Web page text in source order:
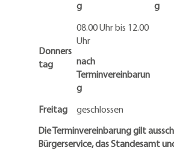
g
g
Donners
tag
08.00 Uhr bis 12.00
Uhr
nach
Terminvereinbarun
g
Freitag
geschlossen
Die Terminvereinbarung gilt
Bürgerservice, das Standesamt